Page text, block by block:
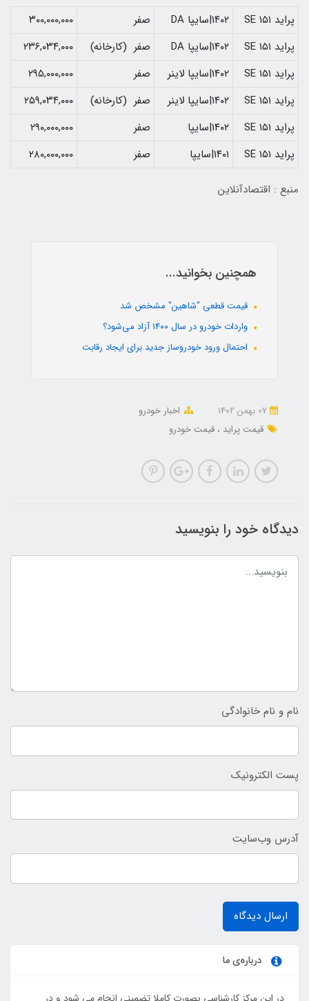
پراید ۱۵۱ SE ۱۴۰۲|سایپا DA صفر
۳۰۰,۰۰۰,۰۰۰
پراید ۱۵۱ SE
۱۴۰۲|سایپا DA صفر (کارخانه)
۲۳۶,۰۳۴,۰۰۰
پراید ۱۵۱ SE
۱۴۰۲|سایپا لاینر صفر
۲۹۵,۰۰۰,۰۰۰
پراید ۱۵۱ SE
۱۴۰۲|سایپا لاینر صفر (کارخانه)
۲۵۹,۰۳۴,۰۰۰
پراید ۱۵۱ SE
۱۴۰۲|سایپا صفر
۲۹۰,۰۰۰,۰۰۰
پراید ۱۵۱ SE
۱۴۰۱|سایپا صفر ۲۸۰,۰۰۰,۰۰۰
منبع : اقتصادآنلاین
همچنین بخوانید...
قیمت قطعی "شاهین" مشخص شد
واردات خودرو در سال ۱۴۰۰ آزاد می‌شود؟
احتمال ورود خودروساز جدید برای ایجاد رقابت
اخبار خودرو
قیمت پراید
قیمت خودرو
دیدگاه خود را بنویسید
نام و نام خانوادگی
پست الکترونیک
آدرس وب‌سایت
ارسال دیدگاه
درباره‌ی ما